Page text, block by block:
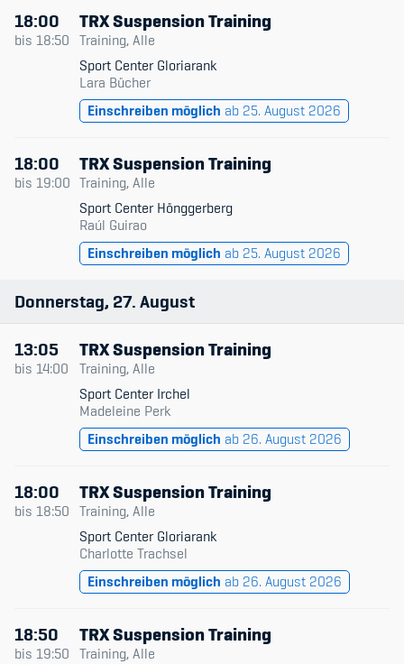
18:00
bis 18:50
TRX Suspension Training
Training, Alle
Sport Center Gloriarank
Lara Bücher
Einschreiben möglich ab 25. August 2026
18:00
bis 19:00
TRX Suspension Training
Training, Alle
Sport Center Hönggerberg
Raúl Guirao
Einschreiben möglich ab 25. August 2026
Donnerstag 27 August
13:05
bis 14:00
TRX Suspension Training
Training, Alle
Sport Center Irchel
Madeleine Perk
Einschreiben möglich ab 26. August 2026
18:00
bis 18:50
TRX Suspension Training
Training, Alle
Sport Center Gloriarank
Charlotte Trachsel
Einschreiben möglich ab 26. August 2026
18:50
bis 19:50
TRX Suspension Training
Training, Alle